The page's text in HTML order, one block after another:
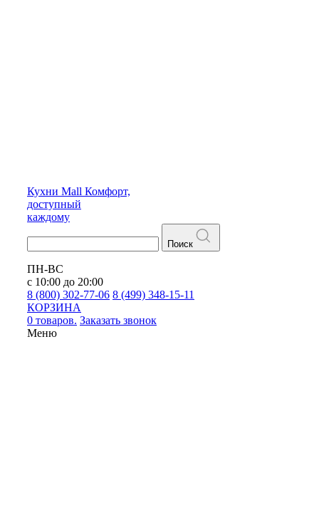
Кухни Mall Комфорт,
доступный
каждому
Поиск
ПН-ВС
с 10:00 до 20:00
8 (800) 302-77-06 8 (499) 348-15-11
КОРЗИНА
0 товаров. Заказать звонок
Меню